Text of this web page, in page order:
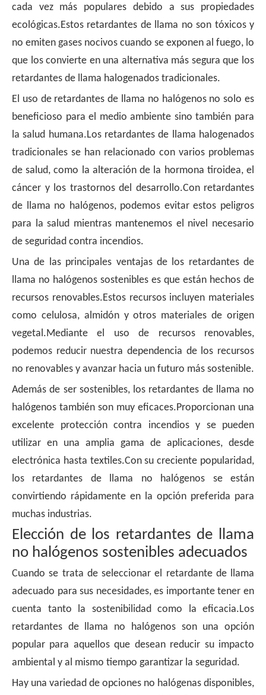
cada vez más populares debido a sus propiedades
ecológicas.Estos retardantes de llama no son tóxicos y
no emiten gases nocivos cuando se exponen al fuego, lo
que los convierte en una alternativa más segura que los
retardantes de llama halogenados tradicionales.
El uso de retardantes de llama no halógenos no solo es
beneficioso para el medio ambiente sino también para
la salud humana.Los retardantes de llama halogenados
tradicionales se han relacionado con varios problemas
de salud, como la alteración de la hormona tiroidea, el
cáncer y los trastornos del desarrollo.Con retardantes
de llama no halógenos, podemos evitar estos peligros
para la salud mientras mantenemos el nivel necesario
de seguridad contra incendios.
Una de las principales ventajas de los retardantes de
llama no halógenos sostenibles es que están hechos de
recursos renovables.Estos recursos incluyen materiales
como celulosa, almidón y otros materiales de origen
vegetal.Mediante el uso de recursos renovables,
podemos reducir nuestra dependencia de los recursos
no renovables y avanzar hacia un futuro más sostenible.
Además de ser sostenibles, los retardantes de llama no
halógenos también son muy eficaces.Proporcionan una
excelente protección contra incendios y se pueden
utilizar en una amplia gama de aplicaciones, desde
electrónica hasta textiles.Con su creciente popularidad,
los retardantes de llama no halógenos se están
convirtiendo rápidamente en la opción preferida para
muchas industrias.
Elección de los retardantes de llama
no halógenos sostenibles adecuados
Cuando se trata de seleccionar el retardante de llama
adecuado para sus necesidades, es importante tener en
cuenta tanto la sostenibilidad como la eficacia.Los
retardantes de llama no halógenos son una opción
popular para aquellos que desean reducir su impacto
ambiental y al mismo tiempo garantizar la seguridad.
Hay una variedad de opciones no halógenas disponibles,